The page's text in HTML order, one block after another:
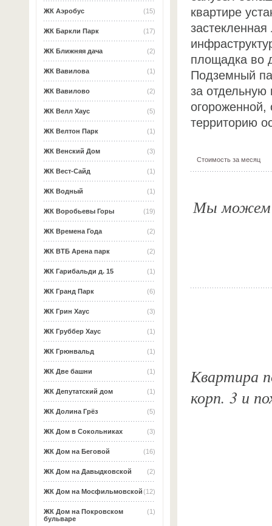
(15)
ЖК Аэробус
(17)
ЖК Баркли Парк
(2)
ЖК Ближняя дача
(1)
ЖК Вавилова
(2)
ЖК Вавилово
(5)
ЖК Велл Хаус
(1)
ЖК Велтон Парк
(3)
ЖК Венский Дом
(1)
ЖК Вест-Сайд
(1)
ЖК Водный
(19)
ЖК Воробьевы Горы
(2)
ЖК Времена Года
(2)
ЖК ВТБ Арена парк
(1)
ЖК Гарибальди д. 15
(6)
ЖК Гранд Парк
(3)
ЖК Грин Хаус
(1)
ЖК Груббер Хаус
(1)
ЖК Грюнвальд
(1)
ЖК Две башни
(1)
ЖК Депутатский дом
(5)
ЖК Долина Грёз
(3)
ЖК Дом в Сокольниках
(16)
ЖК Дом на Беговой
(2)
ЖК Дом на Давыдковской
(12)
ЖК Дом на Мосфильмовской
(1)
ЖК Дом на Покровском
бульваре
квартире
площадка во
Подземный
за
огороженной,
территорию
Стоимость за месяц
Мы можем
Квартира
корп. 3 и